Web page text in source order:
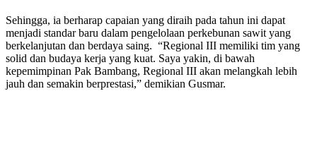
Sehingga, ia berharap capaian yang diraih pada tahun ini dapat
menjadi standar baru dalam pengelolaan perkebunan sawit yang
berkelanjutan dan berdaya saing. “Regional III memiliki tim yang
solid dan budaya kerja yang kuat. Saya yakin, di bawah
kepemimpinan Pak Bambang, Regional III akan melangkah lebih
jauh dan semakin berprestasi,” demikian Gusmar.